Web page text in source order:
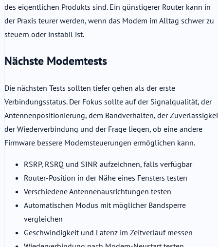
des eigentlichen Produkts sind. Ein günstigerer Router kann in
der Praxis teurer werden, wenn das Modem im Alltag schwer zu
steuern oder instabil ist.
Nächste Modemtests
Die nächsten Tests sollten tiefer gehen als der erste
Verbindungsstatus. Der Fokus sollte auf der Signalqualität, der
Antennenpositionierung, dem Bandverhalten, der
der Wiederverbindung und der Frage liegen, ob eine andere
Firmware bessere Modemsteuerungen ermöglichen kann.
RSRP, RSRQ und SINR aufzeichnen, falls verfügbar
Router-Position in der Nähe eines Fensters testen
Verschiedene Antennenausrichtungen testen
Automatischen Modus mit möglicher Bandsperre
vergleichen
Geschwindigkeit und Latenz im Zeitverlauf messen